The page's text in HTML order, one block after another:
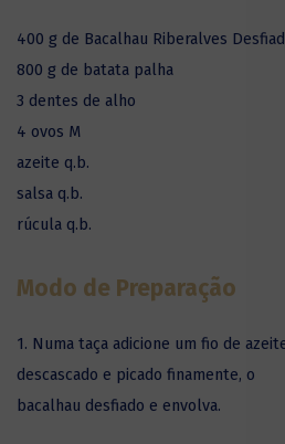
400 g de Bacalhau Riberalves
800 g de batata palha
3 dentes de alho
4 ovos M
azeite q.b.
salsa q.b.
rúcula q.b.
Modo de Preparação
1. Numa taça adicione um fio de
descascado e picado finamente, o
bacalhau desfiado e envolva.